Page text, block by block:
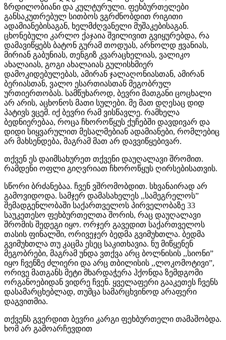
ზრდილობიანი და კულტურული. ფეხბურთელები
განსაკუთრებულ სითბოს ვგრძნობდით რიგითი
ადამიანებისაგან, ხელმძღვანელი მუშაკებისაგან.
ცხონებული კარლო ქაჯაია შვილივით გვიყურებდა, რა
დამავიწყებს ბატონ გურამ თოდუას, არნოლდ ჟვანიას,
მირიან გაბუნიას, თენგიზ კვარაცხელიას, ვალიკო
ახალაიას, გოგი ახალაიას გულისხმიერ
დამოკიდებულებას, ამირან ჯალაღონიასთან, ამირან
ბერიასთან, ვალო ესართიასთან მეგობრულ
ურთიერთობას. სამწუხაროდ, ბევრი მათგანი ცოცხალი
არ არის, აცხონოს მათი სულები. მე მათ დღესაც დიდ
პატივს ვცემ. იქ ბევრი რამ ვისწავლე. რამხელა
ბედნიერებაა, როცა ჩხოროწყუს ქუჩებში დავდივარ და
დიდი სიყვარულით მესალმებიან ადამიანები, რომლებიც
არ მახსენდება, მაგრამ მათ არ დავვიწყებივარ.
თქვენ ეს დაიმსახურეთ თქვენი დაუღალავი შრომით.
რამდენი ოფლი გიღვრიათ ჩხოროწყუს ღირსებისათვის.
სწორი ბრძანებაა. ჩვენ ვშრომობდით. სხვანაირად არ
გამოვიდოდა. სამჯერ დამასახელეს ,,სამეგრელოს”
შემადგენლობაში საქართველოს პირველობაზე 33
საუკეთესო ფეხბურთელთა შორის, რაც დაუღალავი
შრომის შედეგი იყო. ორჯერ გავედით საქართველოს
თასის ფინალში, ორივეჯერ ბედმა გვიმუხთლა. ბედმა
გვიმუხთლა თუ კაცმა ესეც საკითხავია. ნუ მიწყენენ
მეგობრები, მაგრამ უნდა ვთქვა არც ბოლნისის ,,სიონი”
იყო ჩვენზე ძლიერი და არც თბილისის ,,ლოკომოტივი”,
ორივე მათგანს მეტი მხარდაჭერა ჰქონდა ზემდგომი
ორგანოებიდან ვიდრე ჩვენ. ყველაფერი გააკეთეს ჩვენს
დასამარცხებლად, თუმცა სამარცხვინოდ არაფერი
დაგვითმია.
თქვენს გვერდით ბევრი კარგი ფეხბურთელი თამაშობდა.
ხომ არ გამოარჩევდით